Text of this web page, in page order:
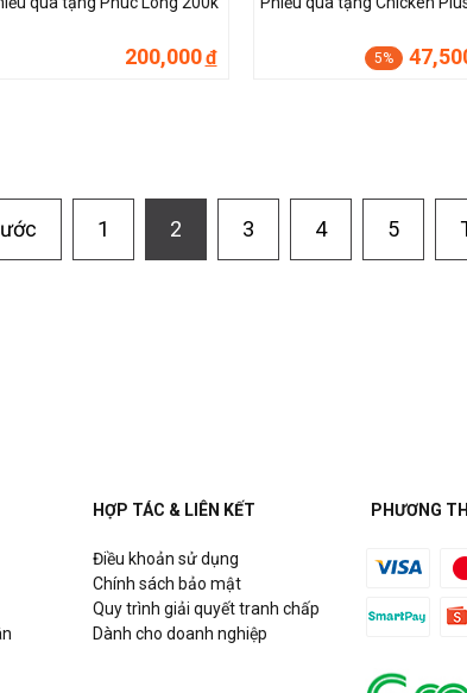
200,000đ 5%
1 2 3 4 5
HỢP TÁC & LIÊN KẾT
Điều khoản sử dụng
Chính sách bảo mật
Quy trình giải quyết tranh chấp
Dành cho doanh nghiệp
PHƯƠNG